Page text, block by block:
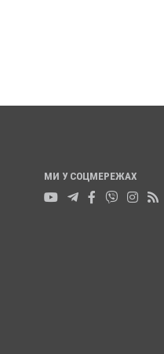
МИ У СОЦМЕРЕЖАХ